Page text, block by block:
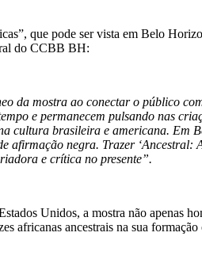
que pode ser vista em Belo
do CCBB BH:
da mostra ao conectar o público
e permanecem pulsando nas
cultura brasileira e americana.
afirmação negra. Trazer
e crítica no presente”.
Unidos, a mostra não apenas
africanas ancestrais na sua formação